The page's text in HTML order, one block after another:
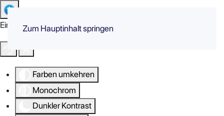
Eingabehilfen öffnen
Farben umkehren
Monochrom
Dunkler Kontrast
Zum Hauptinhalt springen